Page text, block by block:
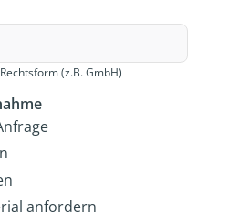
(z.B. GmbH)
anfordern